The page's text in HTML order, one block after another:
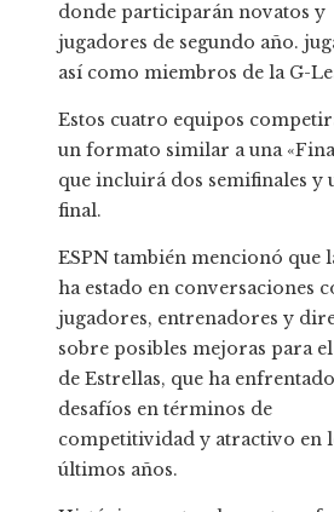
donde participarán novatos y
jugadores de segundo año.
así como miembros de la G-
Estos cuatro equipos
un formato similar a una
que incluirá dos semifinales y
final.
ESPN también mencionó que
ha estado en conversaciones
jugadores, entrenadores y
sobre posibles mejoras para el
de Estrellas, que ha enfrentado
desafíos en términos de
competitividad y atractivo en
últimos años.